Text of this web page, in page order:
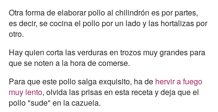
Otra forma de elaborar pollo al chilindrón es por partes,
es decir, se cocina el pollo por un lado y las hortalizas por
otro.
Hay quien corta las verduras en trozos muy grandes para
que se noten a la hora de comerse.
Para que este pollo salga exquisito, ha de hervir a fuego
muy lento, olvida las prisas en esta receta y deja que el
pollo "sude" en la cazuela.